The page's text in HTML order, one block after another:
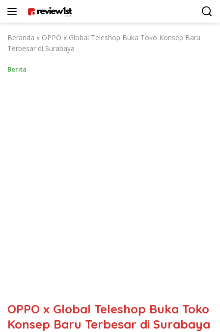
Beranda » OPPO x Global Teleshop Buka Toko Konsep Baru
Terbesar di Surabaya
Berita
OPPO x Global Teleshop Buka Toko
Konsep Baru Terbesar di Surabaya